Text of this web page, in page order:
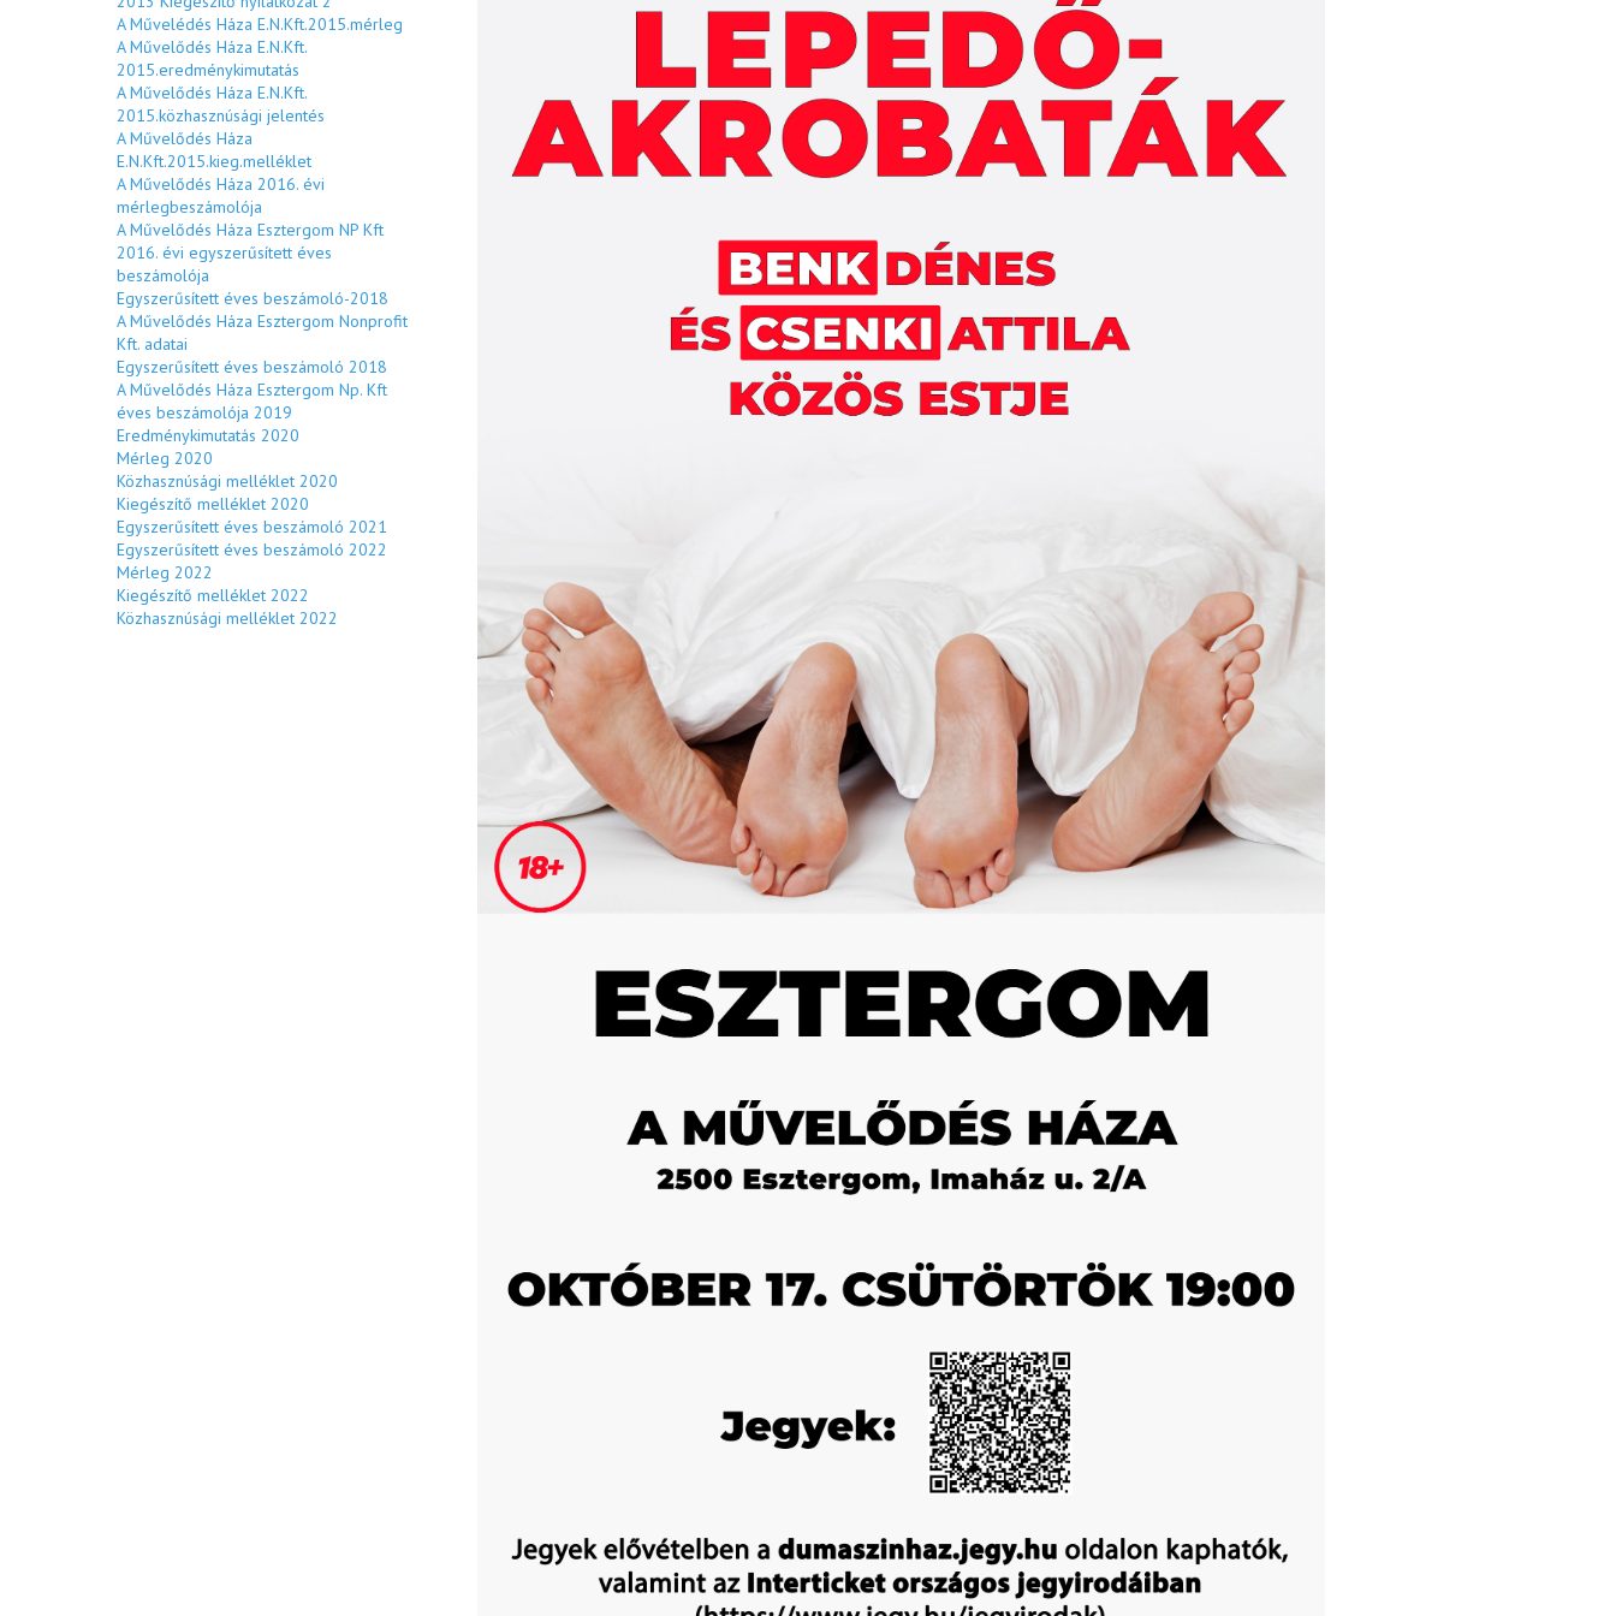
A Művelédés Háza E.N.Kft.2015.mérleg
A Művelődés Háza E.N.Kft.
2015.eredménykimutatás
A Művelődés Háza E.N.Kft.
2015.közhasznúsági jelentés
A Művelődés Háza
E.N.Kft.2015.kieg.melléklet
A Művelődés Háza 2016. évi
mérlegbeszámolója
A Művelődés Háza Esztergom NP Kft
2016. évi egyszerűsített éves
beszámolója
Egyszerűsített éves beszámoló-2018
A Művelődés Háza Esztergom Nonprofit
Kft. adatai
Egyszerűsített éves beszámoló 2018
A Művelődés Háza Esztergom Np. Kft
éves beszámolója 2019
Eredménykimutatás 2020
Mérleg 2020
Közhasznúsági melléklet 2020
Kiegészítő melléklet 2020
Egyszerűsített éves beszámoló 2021
Egyszerűsített éves beszámoló 2022
Mérleg 2022
Kiegészítő melléklet 2022
Közhasznúsági melléklet 2022